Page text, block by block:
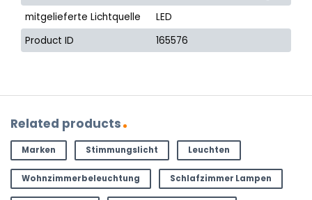
mitgelieferte Lichtquelle
LED
Product ID
165576
Related products
Marken Stimmungslicht Leuchten
Wohnzimmerbeleuchtung Schlafzimmer Lampen